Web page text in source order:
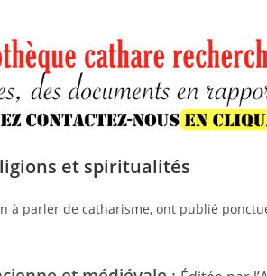
et spiritualités
à parler de catharisme, ont publié